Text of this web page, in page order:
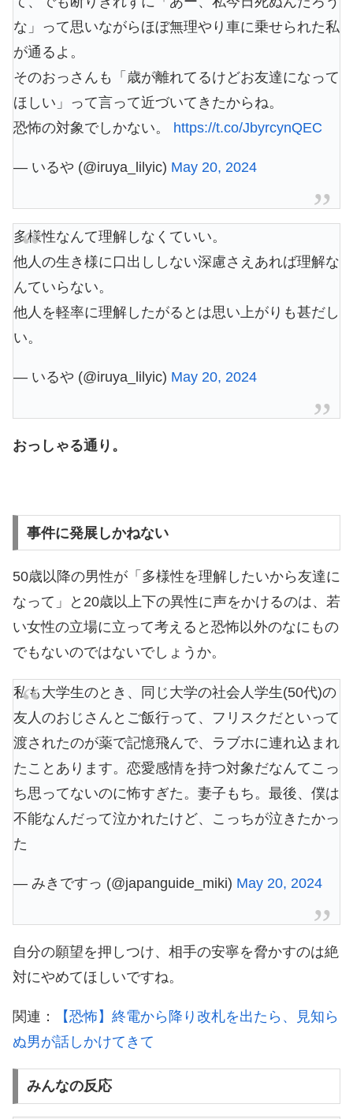
な」って思いながらほぼ無理やり車に乗せられた私
が通るよ。
そのおっさんも「歳が離れてるけどお友達になって
ほしい」って言って近づいてきたからね。
恐怖の対象でしかない。 https://t.co/JbyrcynQEC
— いるや (@iruya_lilyic) May 20, 2024
多様性なんて理解しなくていい。
他人の生き様に口出ししない深慮さえあれば理解な
んていらない。
他人を軽率に理解したがるとは思い上がりも甚だし
い。
— いるや (@iruya_lilyic) May 20, 2024
おっしゃる通り。
事件に発展しかねない
50歳以降の男性が「多様性を理解したいから友達に
なって」と20歳以上下の異性に声をかけるのは、若
い女性の立場に立って考えると恐怖以外のなにもの
でもないのではないでしょうか。
私も大学生のとき、同じ大学の社会人学生(50代)の
友人のおじさんとご飯行って、フリスクだといって
渡されたのが薬で記憶飛んで、ラブホに連れ込まれ
たことあります。恋愛感情を持つ対象だなんてこっ
ち思ってないのに怖すぎた。妻子もち。最後、僕は
不能なんだって泣かれたけど、こっちが泣きたかっ
た
— みきですっ (@japanguide_miki) May 20, 2024
自分の願望を押しつけ、相手の安寧を脅かすのは絶
対にやめてほしいですね。
関連：
【恐怖】終電から降り改札を出たら、見知ら
ぬ男が話しかけてきて
みんなの反応